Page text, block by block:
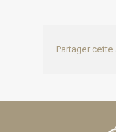
Partager